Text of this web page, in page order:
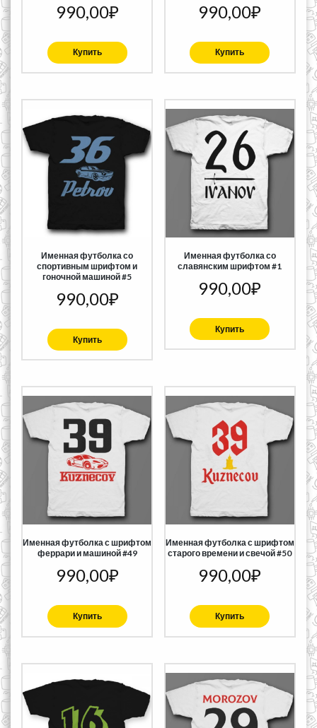
990,00₽
Купить
990,00₽
Купить
Именная футболка со
спортивным шрифтом и
гоночной машиной #5
990,00₽
Купить
Именная футболка со
славянским шрифтом #1
990,00₽
Купить
Именная футболка с шрифтом
феррари и машиной #49
990,00₽
Купить
Именная футболка с шрифтом
старого времени и свечой #50
990,00₽
Купить